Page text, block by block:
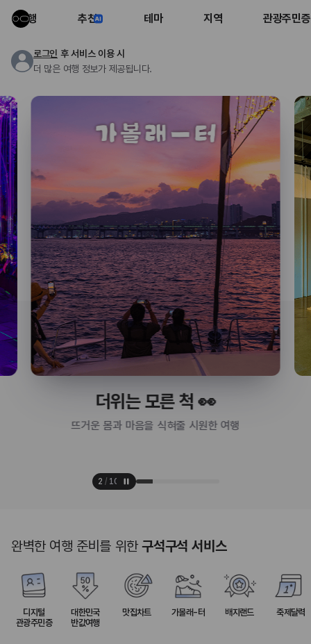
여행 추천 테마 지역 관광주민증
로그인 후 서비스 이용 시
더 많은 여행 정보가 제공됩니다.
더위는 모른 척 👀
뜨거운 몸과 마음을 식혀줄 시원한 여행
2 / 10
완벽한 여행 준비를 위한구석구석 서비스
디지털
관광주민증
대한민국
반값여행
맛집차트 가볼래-터 배지랜드 축제달력